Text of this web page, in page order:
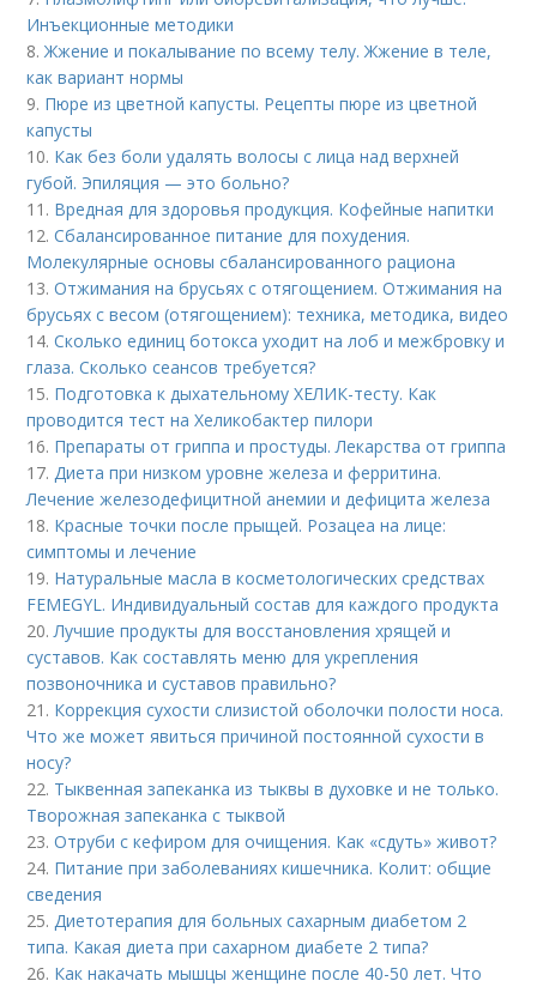
Инъекционные методики
8.Жжение и покалывание по всему телу. Жжение в теле,
как вариант нормы
9. Пюре из цветной капусты. Рецепты пюре из цветной
капусты
10. Как без боли удалять волосы с лица над верхней
губой. Эпиляция — это больно?
11. Вредная для здоровья продукция. Кофейные напитки
12.Сбалансированное питание для похудения.
Молекулярные основы сбалансированного рациона
13.Отжимания на брусьях с отягощением. Отжимания на
брусьях с весом (отягощением): техника, методика, видео
14.Сколько единиц ботокса уходит на лоб и межбровку и
глаза. Сколько сеансов требуется?
15. Подготовка к дыхательному ХЕЛИК-тесту. Как
проводится тест на Хеликобактер пилори
16. Препараты от гриппа и простуды. Лекарства от гриппа
17.Диета при низком уровне железа и ферритина.
Лечение железодефицитной анемии и дефицита железа
18. Красные точки после прыщей. Розацеа на лице:
симптомы и лечение
19. Натуральные масла в косметологических средствах
FEMEGYL. Индивидуальный состав для каждого продукта
20.Лучшие продукты для восстановления хрящей и
суставов. Как составлять меню для укрепления
позвоночника и суставов правильно?
21. Коррекция сухости слизистой оболочки полости носа.
Что же может явиться причиной постоянной сухости в
носу?
22. Тыквенная запеканка из тыквы в духовке и не только.
Творожная запеканка с тыквой
23.Отруби с кефиром для очищения. Как «сдуть» живот?
24. Питание при заболеваниях кишечника. Колит: общие
сведения
25.Диетотерапия для больных сахарным диабетом 2
типа. Какая диета при сахарном диабете 2 типа?
26. Как накачать мышцы женщине после 40-50 лет. Что